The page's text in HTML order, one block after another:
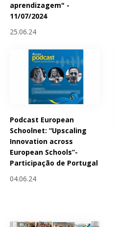
aprendizagem" -
11/07/2024
25.06.24
Podcast European
Schoolnet: “Upscaling
Innovation across
European Schools”-
Participação de Portugal
04.06.24